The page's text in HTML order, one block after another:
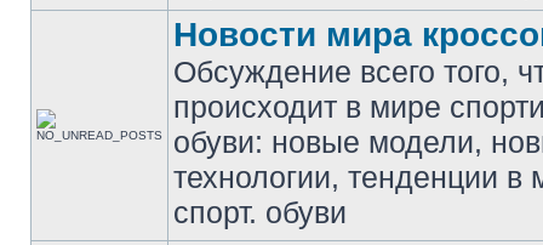
Новости мира
Обсуждение всего того,
происходит в мире
обуви: новые модели,
технологии, тенденции в
спорт. обуви